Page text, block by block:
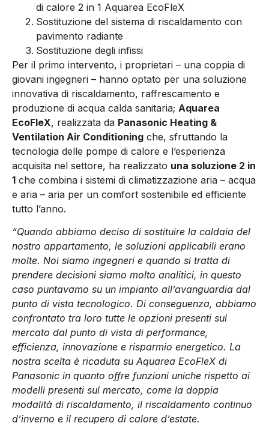
di calore 2 in 1 Aquarea EcoFleX
Sostituzione del sistema di riscaldamento con
pavimento radiante
Sostituzione degli infissi
Per il primo intervento, i proprietari – una coppia di
giovani ingegneri – hanno optato per una soluzione
innovativa di riscaldamento, raffrescamento e
produzione di acqua calda sanitaria; Aquarea
EcoFleX, realizzata da Panasonic Heating &
Ventilation Air Conditioning che, sfruttando la
tecnologia delle pompe di calore e l’esperienza
acquisita nel settore, ha realizzato una soluzione 2 in
1 che combina i sistemi di climatizzazione aria – acqua
e aria – aria per un comfort sostenibile ed efficiente
tutto l’anno.
“Quando abbiamo deciso di sostituire la caldaia del
nostro appartamento, le soluzioni applicabili erano
molte. Noi siamo ingegneri e quando si tratta di
prendere decisioni siamo molto analitici, in questo
caso puntavamo su un impianto all’avanguardia dal
punto di vista tecnologico. Di conseguenza, abbiamo
confrontato tra loro tutte le opzioni presenti sul
mercato dal punto di vista di performance,
efficienza, innovazione e risparmio energetico. La
nostra scelta è ricaduta su Aquarea EcoFleX di
Panasonic in quanto offre funzioni uniche rispetto ai
modelli presenti sul mercato, come la doppia
modalità di riscaldamento, il riscaldamento continuo
d’inverno e il recupero di calore d’estate.